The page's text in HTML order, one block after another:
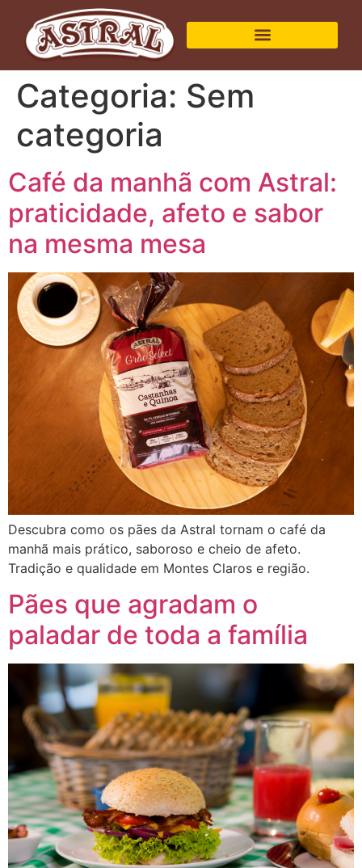
Categoria: Sem
categoria
Café da manhã com Astral:
praticidade, afeto e sabor
na mesma mesa
Descubra como os pães da Astral tornam o café da
manhã mais prático, saboroso e cheio de afeto.
Tradição e qualidade em Montes Claros e região.
Pães que agradam o
paladar de toda a família